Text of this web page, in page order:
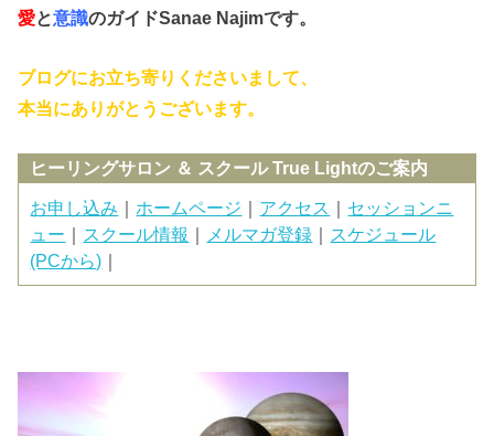
愛と意識のガイドSanae Najimです。
ブログにお立ち寄りくださいまして、
本当にありがとうございます。
ヒーリングサロン ＆ スクール True Lightのご案内
お申し込み ｜ ホームページ ｜ アクセス ｜ セッションニ
ュー ｜ スクール情報 ｜ メルマガ登録 ｜ スケジュール
(PCから) ｜